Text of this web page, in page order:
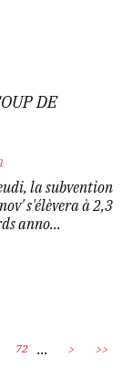
DE
la subvention
s'élèvera à 2,3
anno...
72 ... > >>